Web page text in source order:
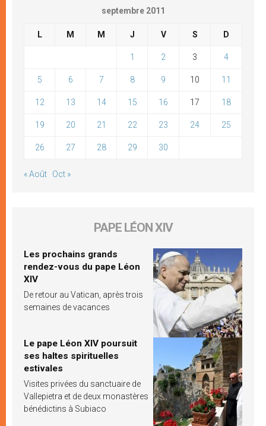
septembre 2011
L M M J V S D
1 2 3 4
5 6 7 8 9 10 11
12 13 14 15 16 17 18
19 20 21 22 23 24 25
26 27 28 29 30
« Août Oct »
PAPE LÉON XIV
Les prochains grands
rendez-vous du pape Léon
XIV
De retour au Vatican, après trois
semaines de vacances
Le pape Léon XIV poursuit
ses haltes spirituelles
estivales
Visites privées du sanctuaire de
Vallepietra et de deux monastères
bénédictins à Subiaco